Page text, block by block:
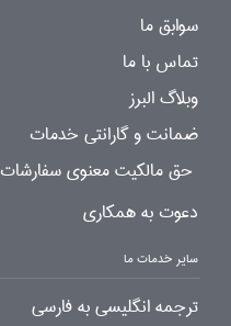
سوابق ما
تماس با ما
وبلاگ البرز
ضمانت و گارانتی خدمات
حق مالکیت معنوی سفارشات
دعوت به همکاری
سایر خدمات ما
ترجمه انگلیسی به فارسی